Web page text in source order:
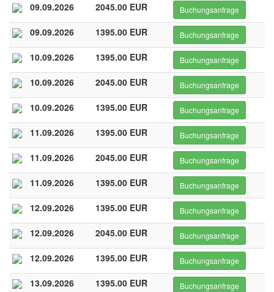
09.09.2026 2045.00 EUR Buchungsanfrage
09.09.2026 1395.00 EUR Buchungsanfrage
10.09.2026 1395.00 EUR Buchungsanfrage
10.09.2026 2045.00 EUR Buchungsanfrage
10.09.2026 1395.00 EUR Buchungsanfrage
11.09.2026 1395.00 EUR Buchungsanfrage
11.09.2026 2045.00 EUR Buchungsanfrage
11.09.2026 1395.00 EUR Buchungsanfrage
12.09.2026 1395.00 EUR Buchungsanfrage
12.09.2026 2045.00 EUR Buchungsanfrage
12.09.2026 1395.00 EUR Buchungsanfrage
13.09.2026 1395.00 EUR Buchungsanfrage